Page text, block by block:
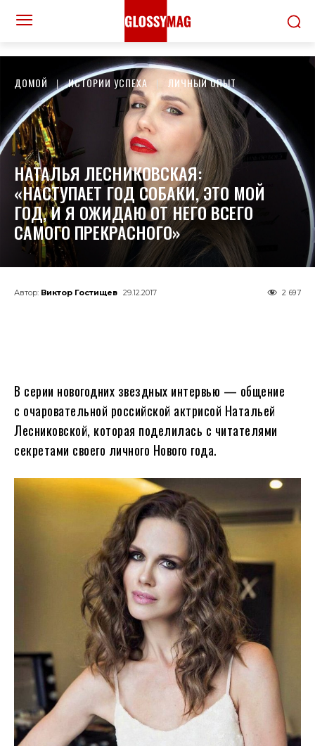
ДОМОЙ ИСТОРИИ УСПЕХА ЛИЧНЫЙ ОПЫТ
НАТАЛЬЯ ЛЕСНИКОВСКАЯ:
«НАСТУПАЕТ ГОД СОБАКИ, ЭТО МОЙ
ГОД, И Я ОЖИДАЮ ОТ НЕГО ВСЕГО
САМОГО ПРЕКРАСНОГО»
Автор: Виктор Гостищев 29.12.2017 2 697
В серии новогодних звездных интервью — общение
с очаровательной российской актрисой Натальей
Лесниковской, которая поделилась с читателями
секретами своего личного Нового года.